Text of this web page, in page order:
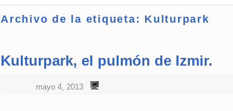
Archivo de la etiqueta: Kulturpark
Kulturpark, el pulmón de Izmir.
mayo 4, 2013